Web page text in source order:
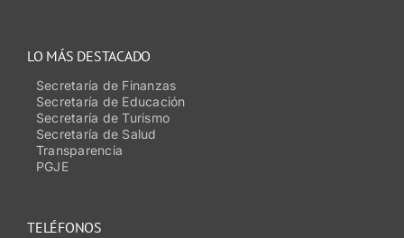
TELÉFONOS
LO MÁS DESTACADO
Secretaría de Finanzas
Secretaría de Educación
Secretaría de Turismo
Secretaría de Salud
Transparencia
PGJE